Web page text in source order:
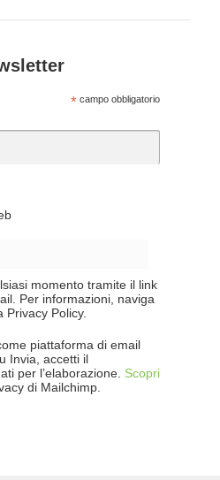
* campo obbligatorio
momento tramite il link
Per informazioni, naviga
Policy.
piattaforma di email
Invia, accetti il
per l’elaborazione. Scopri
di Mailchimp.